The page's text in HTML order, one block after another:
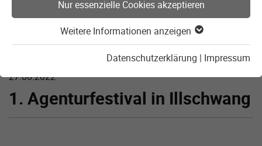
Nur essenzielle Cookies akzeptieren
Weitere Informationen anzeigen
Datenschutzerklärung | Impressum
27.06.2022
1. Agenturfestival in Illschwang